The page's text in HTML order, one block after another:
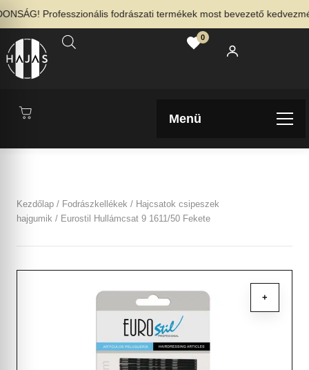
Professzionális fodrászati termékek most bevezető
0
Menü
Kezdőlap / Fodrászkellékek / Hajcsatok csipeszek
hajgumik / Eurostil Hullámcsat 9 1611/50 Fekete
+